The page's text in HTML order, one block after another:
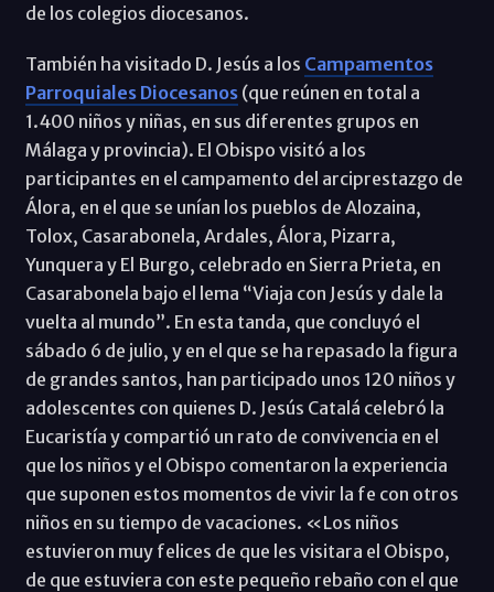
de los colegios diocesanos.
También ha visitado D. Jesús a los Campamentos
Parroquiales Diocesanos(que reúnen en total a
1.400 niños y niñas, en sus diferentes grupos en
Málaga y provincia). El Obispo visitó a los
participantes en el campamento del arciprestazgo de
Álora, en el que se unían los pueblos de Alozaina,
Tolox, Casarabonela, Ardales, Álora, Pizarra,
Yunquera y El Burgo, celebrado en Sierra Prieta, en
Casarabonela bajo el lema “Viaja con Jesús y dale la
vuelta al mundo”. En esta tanda, que concluyó el
sábado 6 de julio, y en el que se ha repasado la figura
de grandes santos, han participado unos 120 niños y
adolescentes con quienes D. Jesús Catalá celebró la
Eucaristía y compartió un rato de convivencia en el
que los niños y el Obispo comentaron la experiencia
que suponen estos momentos de vivir la fe con otros
niños en su tiempo de vacaciones. «Los niños
estuvieron muy felices de que les visitara el Obispo,
de que estuviera con este pequeño rebaño con el que